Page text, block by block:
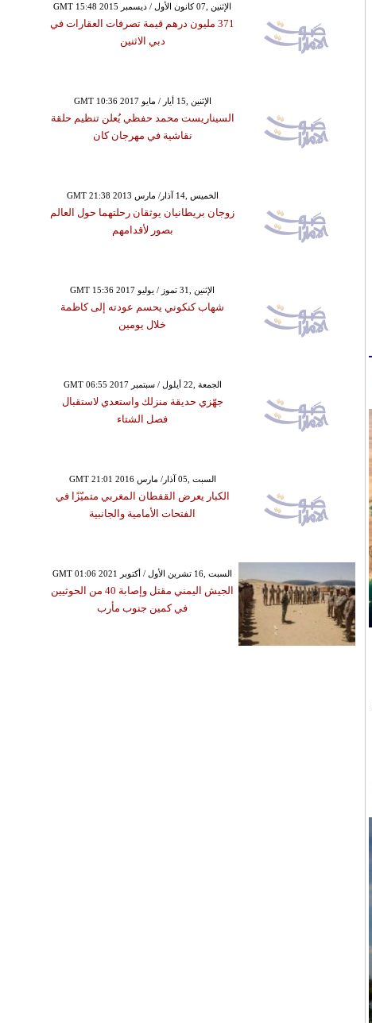
GMT 15:48 2015 الإثنين ,07 كانون الأول / ديسمبر
371 مليون درهم قيمة تصرفات العقارات في
دبي الاثنين
GMT 10:36 2017 الإثنين ,15 أيار / مايو
السيناريست محمد حفظي يُعلن تنظيم حلقة
نقاشية في مهرجان كان
GMT 21:38 2013 الخميس ,14 آذار/ مارس
زوجان بريطانيان يوثقان رحلتهما حول العالم
بصور لأقدامهم
GMT 15:36 2017 الإثنين ,31 تموز / يوليو
شهاب كنكوني يحسم عودته إلى كاظمة
خلال يومين
GMT 06:55 2017 الجمعة ,22 أيلول / سبتمبر
جهّزي حديقة منزلك واستعدي لاستقبال
فصل الشتاء
GMT 21:01 2016 السبت ,05 آذار/ مارس
الكبار يعرض القفطان المغربي متميّزًا في
الفتحات الأمامية والجانبية
GMT 01:06 2021 السبت ,16 تشرين الأول / أكتوبر
الجيش اليمني مقتل وإصابة 40 من الحوثيين
في كمين جنوب مأرب